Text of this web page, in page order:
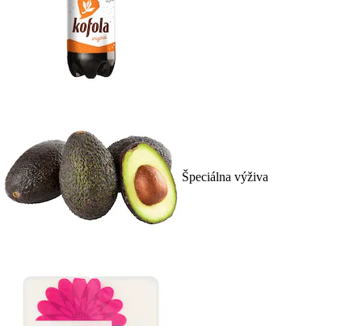
Špeciálna výživa